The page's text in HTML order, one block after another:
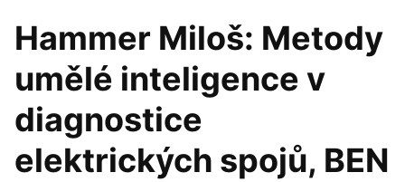
Hammer Miloš: Metody
umělé inteligence v
diagnostice
elektrických spojů, BEN